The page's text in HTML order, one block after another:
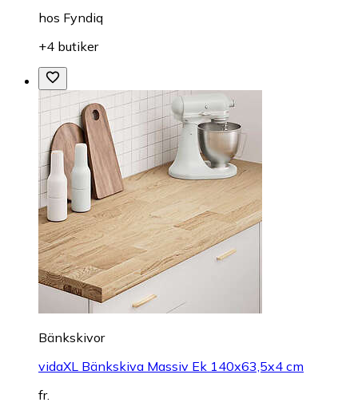
hos Fyndiq
+4 butiker
Bänkskivor
vidaXL Bänkskiva Massiv Ek 140x63,5x4 cm
fr.